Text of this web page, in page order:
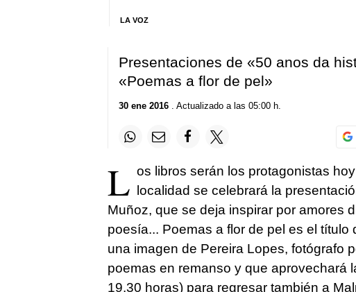
LA VOZ
Presentaciones de «50 anos da
«Poemas a flor de pel»
30 ene 2016. Actualizado a las 05:00 h.
L os libros serán los protagonistas
localidad se celebrará la
Muñoz, que se deja inspirar por amores
poesía... Poemas a flor de pel es el título
una imagen de Pereira Lopes, fotógrafo
poemas en remanso y que aprovechará
19.30 horas) para regresar también a